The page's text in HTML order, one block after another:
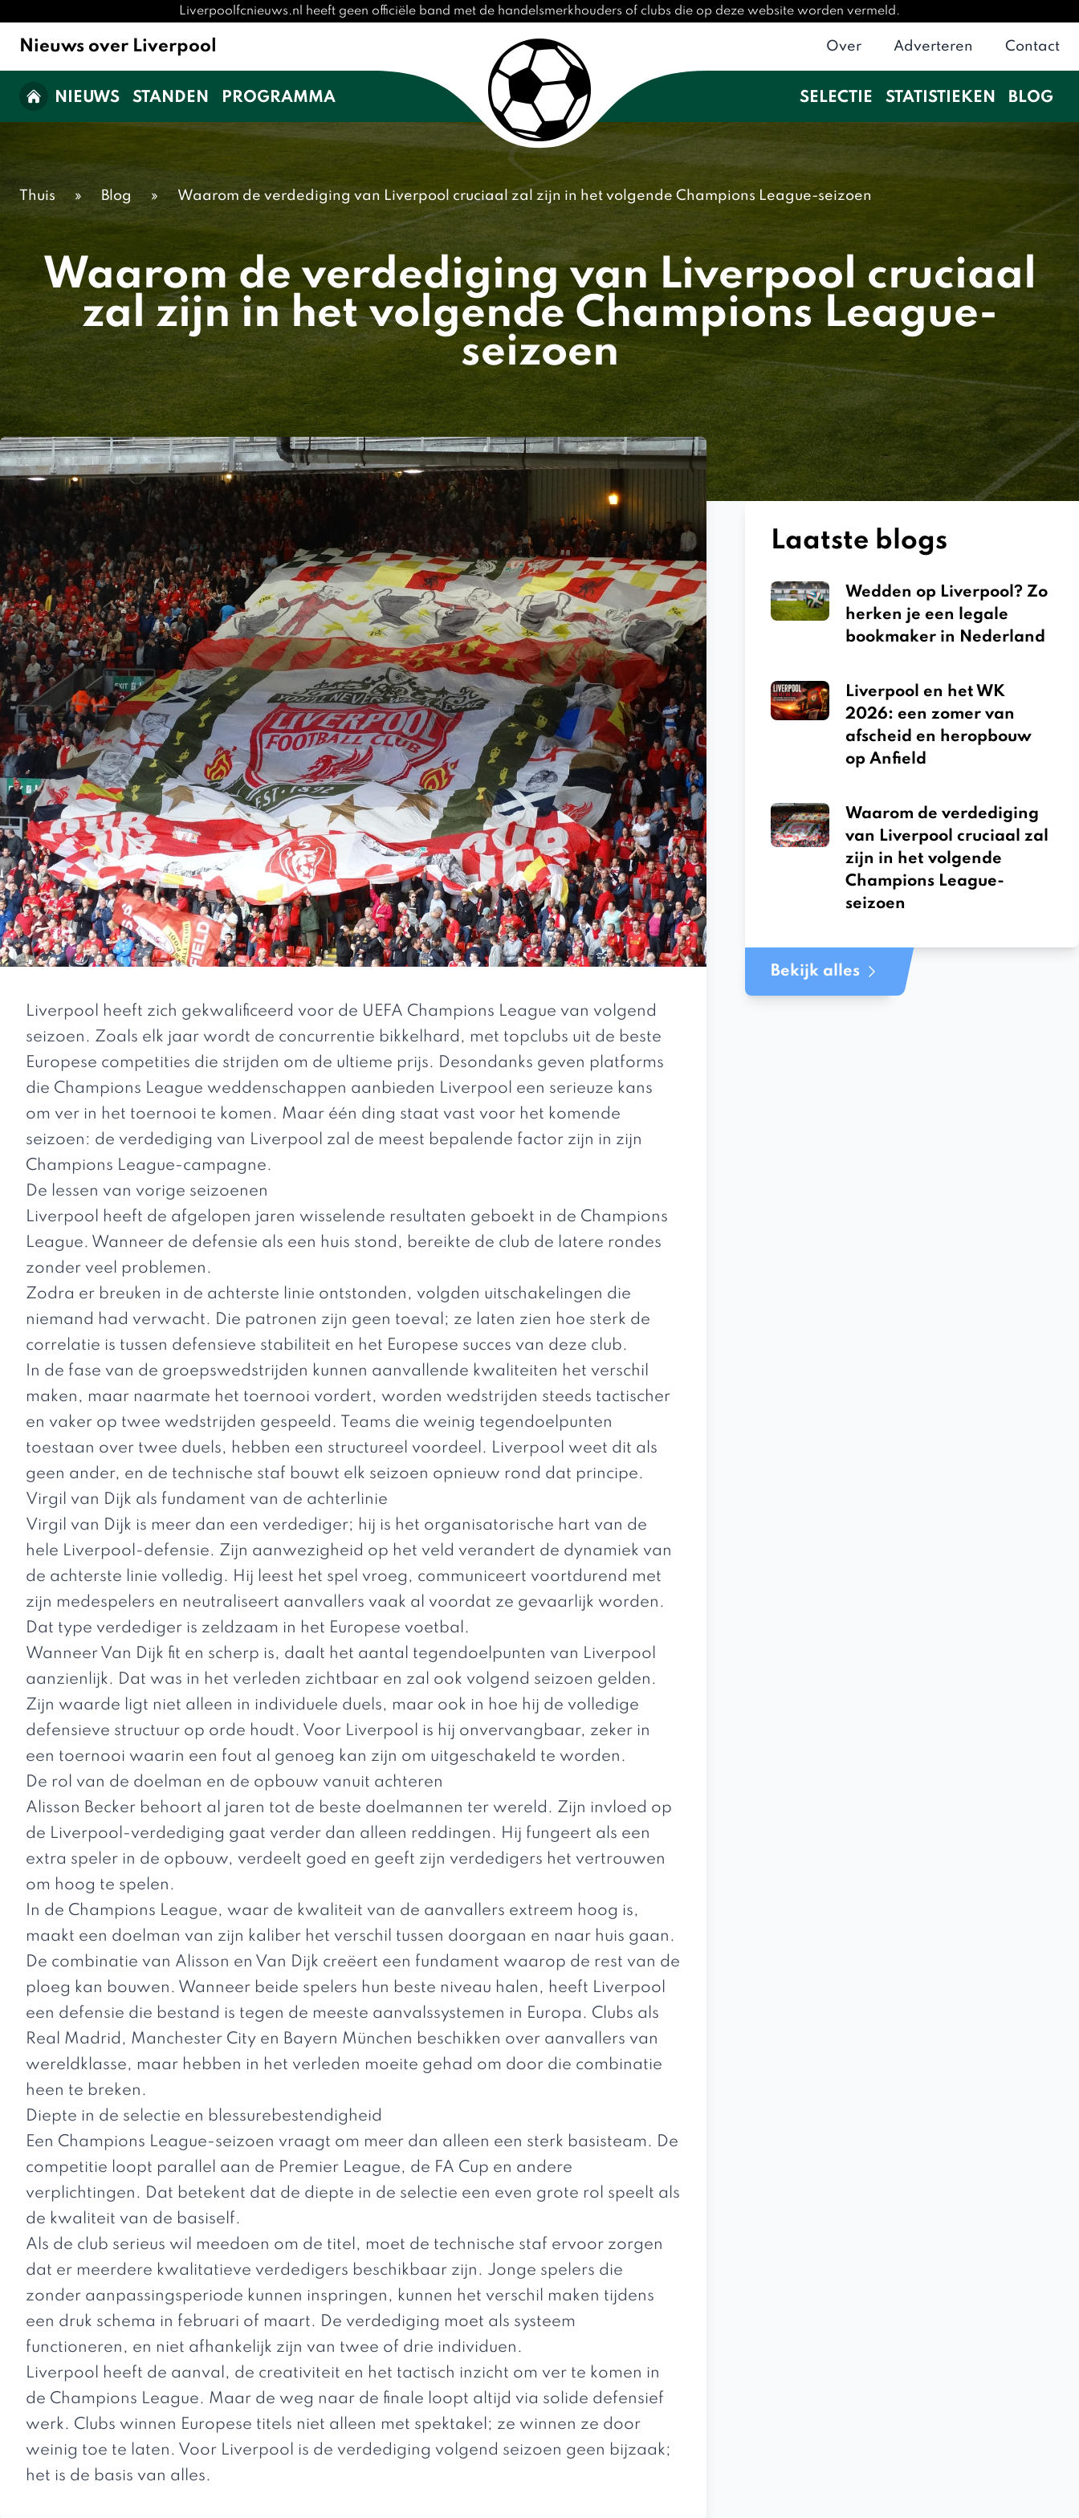
Liverpoolfcnieuws.nl heeft geen officiële band met de handelsmerkhouders of clubs die op deze website worden vermeld.
Nieuws over Liverpool Over Adverteren Contact
NIEUWS STANDEN PROGRAMMA SELECTIE STATISTIEKEN BLOG
Thuis » Blog » Waarom de verdediging van Liverpool cruciaal zal zijn in het volgende Champions League-seizoen
Waarom de verdediging van Liverpool cruciaal
zal zijn in het volgende Champions League-
seizoen
Liverpool heeft zich gekwalificeerd voor de UEFA Champions League van volgend
seizoen. Zoals elk jaar wordt de concurrentie bikkelhard, met topclubs uit de beste
Europese competities die strijden om de ultieme prijs. Desondanks geven platforms
die Champions League weddenschappen aanbieden Liverpool een serieuze kans
om ver in het toernooi te komen. Maar één ding staat vast voor het komende
seizoen: de verdediging van Liverpool zal de meest bepalende factor zijn in zijn
Champions League-campagne.
De lessen van vorige seizoenen
Liverpool heeft de afgelopen jaren wisselende resultaten geboekt in de Champions
League. Wanneer de defensie als een huis stond, bereikte de club de latere rondes
zonder veel problemen.
Zodra er breuken in de achterste linie ontstonden, volgden uitschakelingen die
niemand had verwacht. Die patronen zijn geen toeval; ze laten zien hoe sterk de
correlatie is tussen defensieve stabiliteit en het Europese succes van deze club.
In de fase van de groepswedstrijden kunnen aanvallende kwaliteiten het verschil
maken, maar naarmate het toernooi vordert, worden wedstrijden steeds tactischer
en vaker op twee wedstrijden gespeeld. Teams die weinig tegendoelpunten
toestaan over twee duels, hebben een structureel voordeel. Liverpool weet dit als
geen ander, en de technische staf bouwt elk seizoen opnieuw rond dat principe.
Virgil van Dijk als fundament van de achterlinie
Virgil van Dijk is meer dan een verdediger; hij is het organisatorische hart van de
hele Liverpool-defensie. Zijn aanwezigheid op het veld verandert de dynamiek van
de achterste linie volledig. Hij leest het spel vroeg, communiceert voortdurend met
zijn medespelers en neutraliseert aanvallers vaak al voordat ze gevaarlijk worden.
Dat type verdediger is zeldzaam in het Europese voetbal.
Wanneer Van Dijk fit en scherp is, daalt het aantal tegendoelpunten van Liverpool
aanzienlijk. Dat was in het verleden zichtbaar en zal ook volgend seizoen gelden.
Zijn waarde ligt niet alleen in individuele duels, maar ook in hoe hij de volledige
defensieve structuur op orde houdt. Voor Liverpool is hij onvervangbaar, zeker in
een toernooi waarin een fout al genoeg kan zijn om uitgeschakeld te worden.
De rol van de doelman en de opbouw vanuit achteren
Alisson Becker behoort al jaren tot de beste doelmannen ter wereld. Zijn invloed op
de Liverpool-verdediging gaat verder dan alleen reddingen. Hij fungeert als een
extra speler in de opbouw, verdeelt goed en geeft zijn verdedigers het vertrouwen
om hoog te spelen.
In de Champions League, waar de kwaliteit van de aanvallers extreem hoog is,
maakt een doelman van zijn kaliber het verschil tussen doorgaan en naar huis gaan.
De combinatie van Alisson en Van Dijk creëert een fundament waarop de rest van de
ploeg kan bouwen. Wanneer beide spelers hun beste niveau halen, heeft Liverpool
een defensie die bestand is tegen de meeste aanvalssystemen in Europa. Clubs als
Real Madrid, Manchester City en Bayern München beschikken over aanvallers van
wereldklasse, maar hebben in het verleden moeite gehad om door die combinatie
heen te breken.
Diepte in de selectie en blessurebestendigheid
Een Champions League-seizoen vraagt om meer dan alleen een sterk basisteam. De
competitie loopt parallel aan de Premier League, de FA Cup en andere
verplichtingen. Dat betekent dat de diepte in de selectie een even grote rol speelt als
de kwaliteit van de basiself.
Als de club serieus wil meedoen om de titel, moet de technische staf ervoor zorgen
dat er meerdere kwalitatieve verdedigers beschikbaar zijn. Jonge spelers die
zonder aanpassingsperiode kunnen inspringen, kunnen het verschil maken tijdens
een druk schema in februari of maart. De verdediging moet als systeem
functioneren, en niet afhankelijk zijn van twee of drie individuen.
Liverpool heeft de aanval, de creativiteit en het tactisch inzicht om ver te komen in
de Champions League. Maar de weg naar de finale loopt altijd via solide defensief
werk. Clubs winnen Europese titels niet alleen met spektakel; ze winnen ze door
weinig toe te laten. Voor Liverpool is de verdediging volgend seizoen geen bijzaak;
het is de basis van alles.
Laatste blogs
Wedden op Liverpool? Zo
herken je een legale
bookmaker in Nederland
Liverpool en het WK
2026: een zomer van
afscheid en heropbouw
op Anfield
Waarom de verdediging
van Liverpool cruciaal zal
zijn in het volgende
Champions League-
seizoen
Bekijk alles